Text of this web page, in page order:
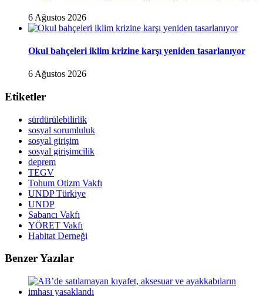
6 Ağustos 2026
Okul bahçeleri iklim krizine karşı yeniden tasarlanıyor
6 Ağustos 2026
Etiketler
sürdürülebilirlik
sosyal sorumluluk
sosyal girişim
sosyal girişimcilik
deprem
TEGV
Tohum Otizm Vakfı
UNDP Türkiye
UNDP
Sabancı Vakfı
YÖRET Vakfı
Habitat Derneği
Benzer Yazılar